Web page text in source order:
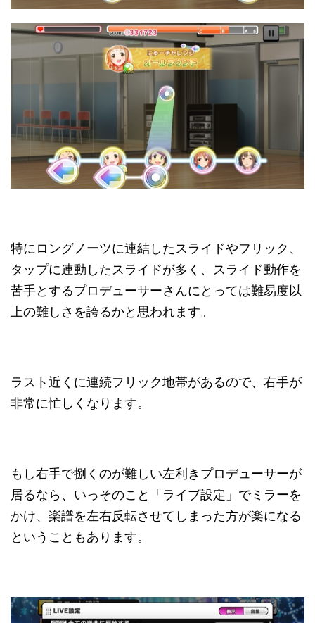
特にロングノーツに連結したスライドやフリック、
タップに連動したスライドが多く、スライド動作を
苦手とするプロデューサーさんにとっては難易度以
上の難しさを誇るかと思われます。
ラスト近くに連続フリック地帯があるので、右手が
非常に忙しくなります。
もし右手で捌くのが難しい左利きプロデューサーが
居るなら、いっそのこと「ライブ設定」でミラーを
かけ、楽譜を左右反転させてしまった方が楽になる
ということもあります。